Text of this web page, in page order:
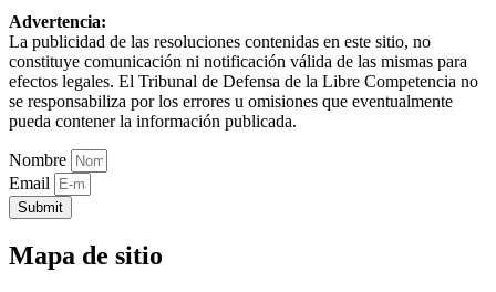
Advertencia:
La publicidad de las resoluciones contenidas en este sitio, no
constituye comunicación ni notificación válida de las mismas para
efectos legales. El Tribunal de Defensa de la Libre Competencia no
se responsabiliza por los errores u omisiones que eventualmente
pueda contener la información publicada.
Nombre
Email
Submit
Mapa de sitio